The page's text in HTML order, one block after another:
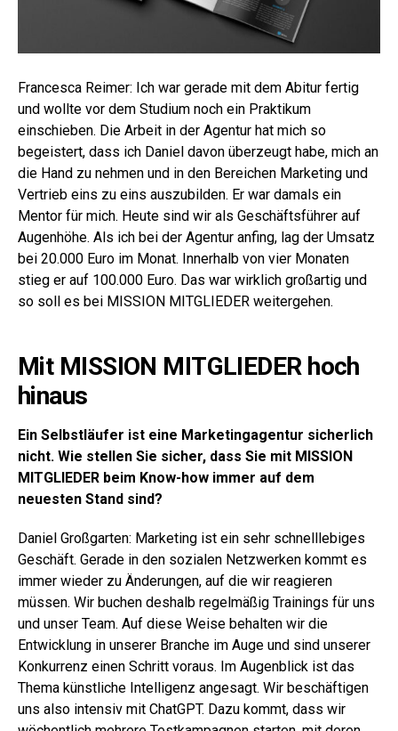
Francesca Reimer: Ich war gerade mit dem Abitur fertig
und wollte vor dem Studium noch ein Praktikum
einschieben. Die Arbeit in der Agentur hat mich so
begeistert, dass ich Daniel davon überzeugt habe, mich an
die Hand zu nehmen und in den Bereichen Marketing und
Vertrieb eins zu eins auszubilden. Er war damals ein
Mentor für mich. Heute sind wir als Geschäftsführer auf
Augenhöhe. Als ich bei der Agentur anfing, lag der Umsatz
bei 20.000 Euro im Monat. Innerhalb von vier Monaten
stieg er auf 100.000 Euro. Das war wirklich großartig und
so soll es bei MISSION MITGLIEDER weitergehen.
Mit MISSION MITGLIEDER hoch
hinaus
Ein Selbstläufer ist eine Marketingagentur sicherlich
nicht. Wie stellen Sie sicher, dass Sie mit MISSION
MITGLIEDER beim Know-how immer auf dem
neuesten Stand sind?
Daniel Großgarten: Marketing ist ein sehr schnelllebiges
Geschäft. Gerade in den sozialen Netzwerken kommt es
immer wieder zu Änderungen, auf die wir reagieren
müssen. Wir buchen deshalb regelmäßig Trainings für uns
und unser Team. Auf diese Weise behalten wir die
Entwicklung in unserer Branche im Auge und sind unserer
Konkurrenz einen Schritt voraus. Im Augenblick ist das
Thema künstliche Intelligenz angesagt. Wir beschäftigen
uns also intensiv mit ChatGPT. Dazu kommt, dass wir